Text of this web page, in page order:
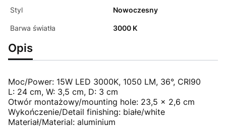
Styl Nowoczesny
Barwa światła 3000 K
Opis
Moc/Power: 15W LED 3000K, 1050 LM, 36°, CRI90
L: 24 cm, W: 3,5 cm, D: 3 cm
Otwór montażowy/mounting hole: 23,5 x 2,6 cm
Wykończenie/Detail finishing: białe/white
Materiał/Material: aluminium